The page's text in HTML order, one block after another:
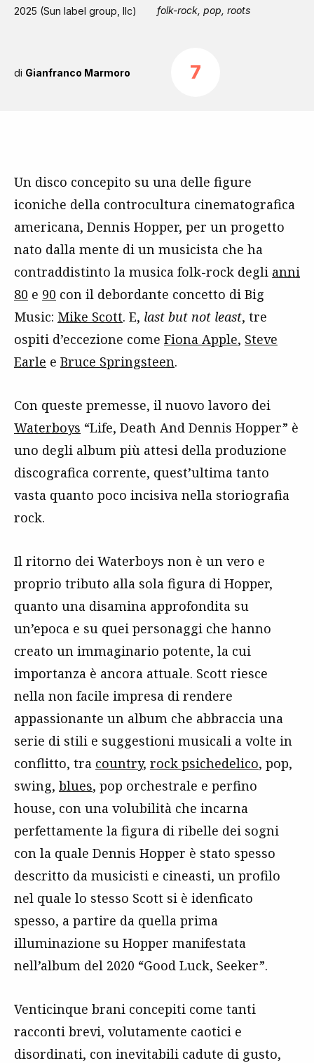
2025 (Sun label group, llc) folk-rock, pop, roots
di Gianfranco Marmoro 7
Un disco concepito su una delle figure
iconiche della controcultura cinematografica
americana, Dennis Hopper, per un progetto
nato dalla mente di un musicista che ha
contraddistinto la musica folk-rock degli anni
80 e 90 con il debordante concetto di Big
Music: Mike Scott. E, last but not least, tre
ospiti d’eccezione come Fiona Apple, Steve
Earle e Bruce Springsteen.
Con queste premesse, il nuovo lavoro dei
Waterboys “Life, Death And Dennis Hopper” è
uno degli album più attesi della produzione
discografica corrente, quest’ultima tanto
vasta quanto poco incisiva nella storiografia
rock.
Il ritorno dei Waterboys non è un vero e
proprio tributo alla sola figura di Hopper,
quanto una disamina approfondita su
un’epoca e su quei personaggi che hanno
creato un immaginario potente, la cui
importanza è ancora attuale. Scott riesce
nella non facile impresa di rendere
appassionante un album che abbraccia una
serie di stili e suggestioni musicali a volte in
conflitto, tra country, rock psichedelico, pop,
swing, blues, pop orchestrale e perfino
house, con una volubilità che incarna
perfettamente la figura di ribelle dei sogni
con la quale Dennis Hopper è stato spesso
descritto da musicisti e cineasti, un profilo
nel quale lo stesso Scott si è idenficato
spesso, a partire da quella prima
illuminazione su Hopper manifestata
nell’album del 2020 “Good Luck, Seeker”.
Venticinque brani concepiti come tanti
racconti brevi, volutamente caotici e
disordinati, con inevitabili cadute di gusto,